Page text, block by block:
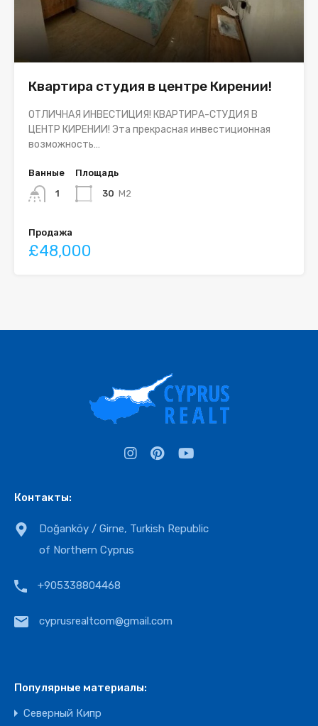
Квартира студия в центре Кирении!
ОТЛИЧНАЯ ИНВЕСТИЦИЯ! КВАРТИРА-СТУДИЯ В
ЦЕНТР КИРЕНИИ! Эта прекрасная инвестиционная
возможность…
Ванные
1
Площадь
30 M2
Продажа
£48,000
Контакты:
Doğanköy / Girne, Turkish Republic
of Northern Cyprus
+905338804468
cyprusrealtcom@gmail.com
Популярные материалы:
Северный Кипр